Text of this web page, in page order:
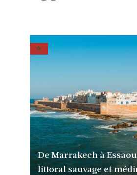
De Marrakech à
littoral sauvage et